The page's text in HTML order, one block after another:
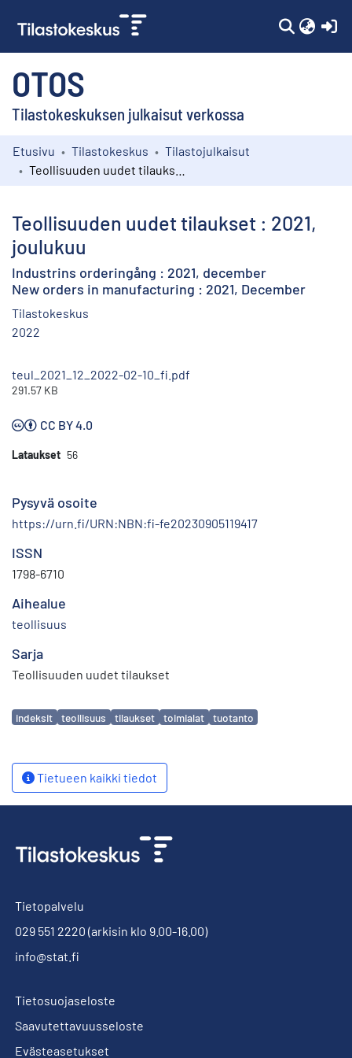
OTOS
Tilastokeskuksen julkaisut verkossa
Kokoelmat
Etusivu Tilastokeskus
Tilastojulkaisut
Teollisuuden uudet tilaukset : 2021,
joulukuu
Industrins orderingång : 2021, december
New orders in manufacturing : 2021, December
Tilastokeskus
2022
teul_2021_12_2022-02-10_fi.pdf
291.57 KB
CC BY 4.0
Lataukset 56
Pysyvä osoite
https://urn.fi/URN:NBN:fi-fe20230905119417
ISSN
1798-6710
Aihealue
teollisuus
Sarja
Teollisuuden uudet tilaukset
Avainsanat
indeksit teollisuus tilaukset toimialat tuotanto
Tietueen kaikki tiedot
Tietopalvelu
029 551 2220 (arkisin klo 9.00-16.00)
info@stat.fi
Tietosuojaseloste
Saavutettavuusseloste
Evästeasetukset